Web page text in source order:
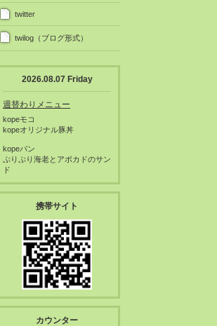
twitter
twilog（ブログ形式）
2026.08.07 Friday
週替わりメニュー
kopeモコ
kopeオリジナル豚丼
kopeパン
ぷりぷり海老とアボカドのサン
ド
携帯サイト
カウンター